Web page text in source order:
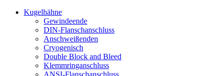
Kugelhähne
Gewindeende
DIN-Flanschanschluss
Anschweißenden
Cryogenisch
Double Block and Bleed
Klemmringanschluss
ANSI-Flanschanschluss